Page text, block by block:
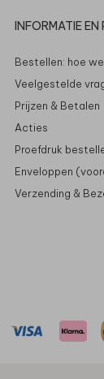
INFORMATIE EN
Bestellen: hoe
Veelgestelde
Prijzen & Betalen
Acties
Proefdruk
Enveloppen
Verzending &